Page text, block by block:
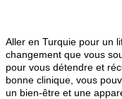
Aller en Turquie pour un
changement que vous
pour vous détendre et
bonne clinique, vous
un bien-être et une